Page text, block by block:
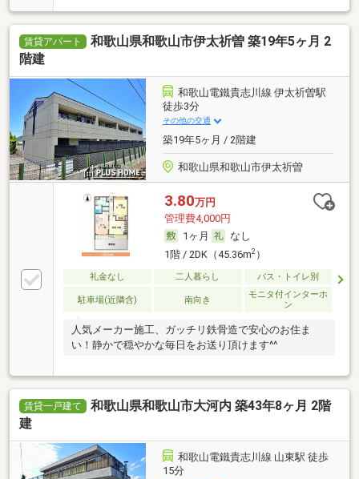
賃貸アパート
和歌山県和歌山市伊太祈曽 築19年5ヶ月 2
階建
和歌山電鐵貴志川線 伊太祈曽駅
徒歩3分
その他の交通
築19年5ヶ月 / 2階建
和歌山県和歌山市伊太祈曽
3.80万円
管理費4,000円
1ヶ月
なし
1階 / 2DK（45.36m2）
礼金なし 二人暮らし バス・トイレ別
駐車場(近隣含) 南向き
モニタ付インターホ
ン
人気メーカー施工、ガッチリ鉄骨造で安心のお住ま
い！静かで穏やかな毎日をお送り頂けます^^
賃貸一戸建て
和歌山県和歌山市大河内 築43年8ヶ月 2階
建
和歌山電鐵貴志川線 山東駅 徒歩
15分